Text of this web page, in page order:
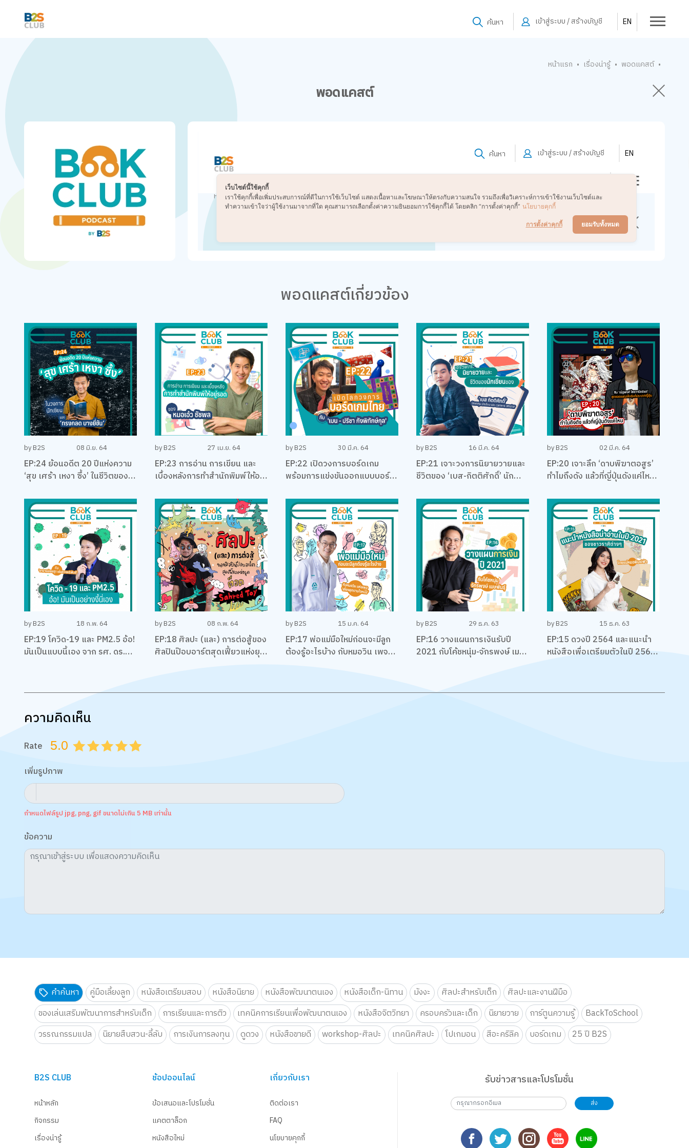
ค้นหา เข้าสู่ระบบ / สร้างบัญชี EN
หน้าแรก • เรื่องน่ารู้ • พอดแคสต์ •
พอดแคสต์
พอดแคสต์เกี่ยวข้อง
by B2S 08 มิ.ย. 64
EP:24 ย้อนอดีต 20 ปีแห่งความ
‘สุข เศร้า เหงา ซึ้ง’ ในชีวิตของ
‘ทรงกลด บางยี่ขัน’
by B2S 27 เม.ย. 64
EP:23 การอ่าน การเขียน และ
เบื้องหลังการทำสำนักพิมพ์ให้อยู่
แนะนำ กับหมอเอ้ว ชัชพล
by B2S 30 มี.ค. 64
EP:22 เปิดวงการบอร์ดเกม
พร้อมการแข่งขันออกแบบบอร์ด
ประเทศไทยกับ เบน – ปรีชา กัง
พิทักษ์กุล
by B2S 16 มี.ค. 64
EP:21 เจาะวงการนิยายวายและ
ชีวิตของ ‘เบส-กิตติศักดิ์’ นัก
by B2S 02 มี.ค. 64
EP:20 เจาะลึก ‘ดาบพิฆาตอสูร’
ทำไมถึงดัง แล้วที่ญี่ปุ่นดังแค่ไหน
ณัฐพงศ์ ไชยวานิชย์ผล
by B2S 18 ก.พ. 64
EP:19 โควิด-19 และ PM2.5 อ้อ!
มันเป็นแบบนี้เอง จาก รศ. ดร.
by B2S 08 ก.พ. 64
EP:18 ศิลปะ (และ) การต่อสู้ของ
ศิลปินป๊อบอาร์ตสุดเฟี้ยวแห่งยุค
by B2S 15 ม.ค. 64
EP:17 พ่อแม่มือใหม่ก่อนจะมีลูก
ต้องรู้อะไรบ้าง กับหมอวิน เพจ
by B2S 29 ธ.ค. 63
EP:16 วางแผนการเงินรับปี
2021 กับโค้ชหนุ่ม-จักรพงษ์ เมม
by B2S 15 ธ.ค. 63
EP:15 ดวงปี 2564 และแนะนำ
หนังสือเพื่อเตรียมตัวในปี 2564
ความคิดเห็น
Rate 5.0 4.5
4.0
3.5
3.0
2.5
2.0
1.5
1.0
0.5
เพิ่มรูปภาพ
กำหนดไฟล์รูป jpg, png, gif ขนาดไม่เกิน 5 MB เท่านั้น
ข้อความ
คำค้นหา คู่มือเลี้ยงลูก หนังสือเตรียมสอบ หนังสือนิยาย หนังสือพัฒนาตนเอง หนังสือเด็ก-นิทาน มังงะ ศิลปะสำหรับเด็ก
ศิลปะและงานฝีมือ
ของเล่นเสริมพัฒนาการสำหรับเด็ก
การเรียนและการติว เทคนิคการเรียนเพื่อพัฒนาตนเอง หนังสือจิตวิทยา ครอบครัวและเด็ก นิยายวาย การ์ตูนความรู้
BackToSchool
วรรณกรรมแปล
นิยายสืบสวน-ลี้ลับ การเงินการลงทุน ดูดวง หนังสือขายดี workshop-ศิลปะ เทคนิคศิลปะ โปเกมอน สีอะคริลิค บอร์ดเกม 25 ปี B2S
B2S CLUB
หน้าหลัก
กิจกรรม
เรื่องน่ารู้
ช้อปออนไลน์
ข้อเสนอและโปรโมชั่น
แคตตาล็อก
หนังสือใหม่
เกี่ยวกับเรา
ติดต่อเรา
FAQ
นโยบายคุกกี้
รับข่าวสารและโปรโมชั่น
ส่ง